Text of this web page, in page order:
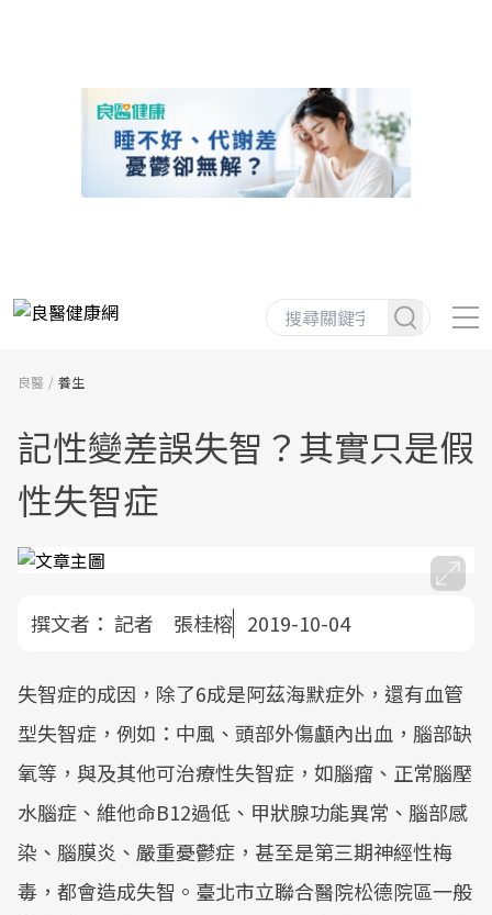
良醫 養生
記性變差誤失智？其實只是假
性失智症
撰文者： 記者 張桂榕 2019-10-04
失智症的成因，除了6成是阿茲海默症外，還有血管
型失智症，例如：中風、頭部外傷顱內出血，腦部缺
氧等，與及其他可治療性失智症，如腦瘤、正常腦壓
水腦症、維他命B12過低、甲狀腺功能異常、腦部感
染、腦膜炎、嚴重憂鬱症，甚至是第三期神經性梅
毒，都會造成失智。臺北市立聯合醫院松德院區一般